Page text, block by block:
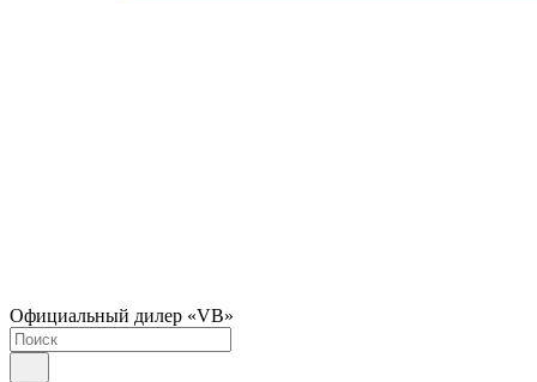
Официальный дилер «VB»